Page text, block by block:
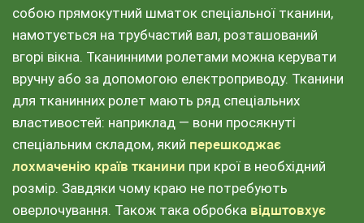
собою прямокутний шматок спеціальної тканини,
намотується на трубчастий вал, розташований
вгорі вікна. Тканинними ролетами можна керувати
вручну або за допомогою електроприводу. Тканини
для тканинних ролет мають ряд спеціальних
властивостей: наприклад — вони просякнуті
спеціальним складом, який перешкоджає
лохмаченію країв тканини при крої в необхідний
розмір. Завдяки чому краю не потребують
оверлочування. Також така обробка відштовхує